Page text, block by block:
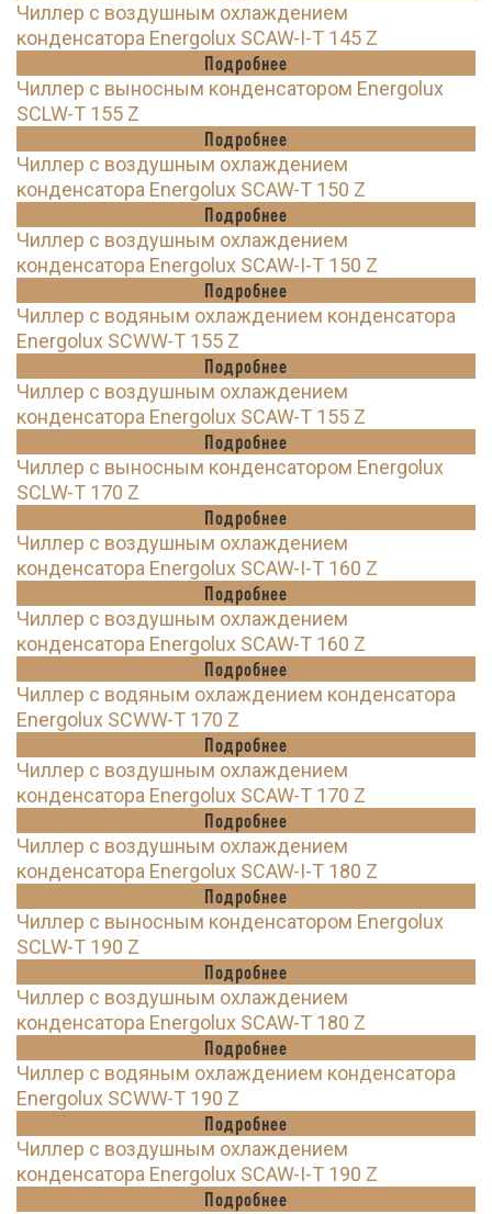
Чиллер с воздушным охлаждением
конденсатора Energolux SCAW-I-T 145 Z
Подробнее
Чиллер с выносным конденсатором Energolux
SCLW-T 155 Z
Подробнее
Чиллер с воздушным охлаждением
конденсатора Energolux SCAW-T 150 Z
Подробнее
Чиллер с воздушным охлаждением
конденсатора Energolux SCAW-I-T 150 Z
Подробнее
Чиллер с водяным охлаждением конденсатора
Energolux SCWW-T 155 Z
Подробнее
Чиллер с воздушным охлаждением
конденсатора Energolux SCAW-T 155 Z
Подробнее
Чиллер с выносным конденсатором Energolux
SCLW-T 170 Z
Подробнее
Чиллер с воздушным охлаждением
конденсатора Energolux SCAW-I-T 160 Z
Подробнее
Чиллер с воздушным охлаждением
конденсатора Energolux SCAW-T 160 Z
Подробнее
Чиллер с водяным охлаждением конденсатора
Energolux SCWW-T 170 Z
Подробнее
Чиллер с воздушным охлаждением
конденсатора Energolux SCAW-T 170 Z
Подробнее
Чиллер с воздушным охлаждением
конденсатора Energolux SCAW-I-T 180 Z
Подробнее
Чиллер с выносным конденсатором Energolux
SCLW-T 190 Z
Подробнее
Чиллер с воздушным охлаждением
конденсатора Energolux SCAW-T 180 Z
Подробнее
Чиллер с водяным охлаждением конденсатора
Energolux SCWW-T 190 Z
Подробнее
Чиллер с воздушным охлаждением
конденсатора Energolux SCAW-I-T 190 Z
Подробнее